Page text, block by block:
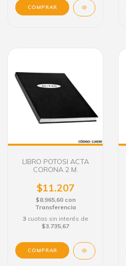
LIBRO POTOSI ACTA
CORONA 2 M.
$11.207
$8.965,60 con
Transferencia
3 cuotas sin interés de
$3.735,67